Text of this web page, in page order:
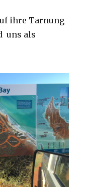
ihre Tarnung
uns als